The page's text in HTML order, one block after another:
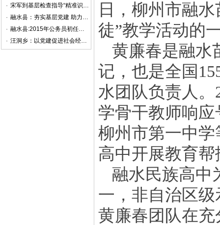
·
宋军到基层检查指导“精准识别”工作
·
融水县：夯实基层党建 助力精准扶贫
·
融水县:2015年公务员初任培训班开班
·
汪洞乡：以党建促进社会经济快速发展
日，柳州市融
徒”教学活动的
黄廉春是融水
记，也是全国
水团队负责人。
学骨干教师响
柳州市第一中
高中开展教育
融水民族高中
一，非自治区
黄廉春团队在